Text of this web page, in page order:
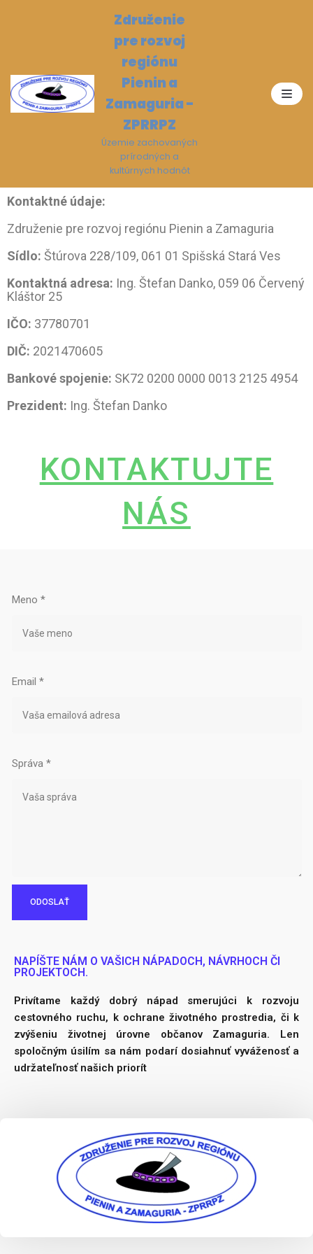
Združenie
pre rozvoj
regiónu
Pienin a
Zamaguria -
ZPRRPZ
Územie zachovaných
prírodných a
kultúrnych hodnôt
Kontaktné údaje:
Združenie pre rozvoj regiónu Pienin a Zamaguria
Sídlo: Štúrova 228/109, 061 01 Spišská Stará Ves
Kontaktná adresa: Ing. Štefan Danko, 059 06 Červený
Kláštor 25
IČO: 37780701
DIČ: 2021470605
Bankové spojenie: SK72 0200 0000 0013 2125 4954
Prezident: Ing. Štefan Danko
KONTAKTUJTE
NÁS
Meno *
Email *
Správa*
ODOSLAŤ
NAPÍŠTE NÁM O VAŠICH NÁPADOCH, NÁVRHOCH ČI
PROJEKTOCH.
Privítame každý dobrý nápad smerujúci k rozvoju
cestovného ruchu, k ochrane životného prostredia, či k
zvýšeniu životnej úrovne občanov Zamaguria. Len
spoločným úsilím sa nám podarí dosiahnuť vyváženosť a
udržateľnosť našich priorít